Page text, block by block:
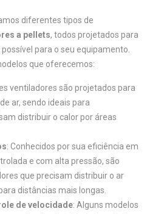
diferentes tipos de
a pellets, todos projetados para
para o seu equipamento.
que oferecemos:
ventiladores são projetados para
ar, sendo ideais para
distribuir o calor por áreas
: Conhecidos por sua eficiência em
e com alta pressão, são
que precisam distribuir o ar
distâncias mais longas.
de velocidade: Alguns modelos